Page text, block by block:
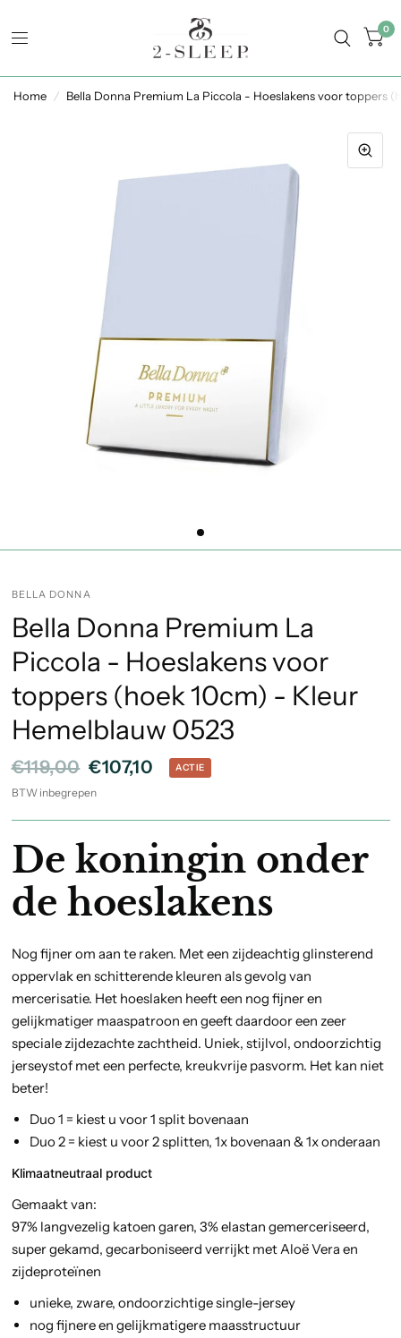
0
Home / Bella Donna Premium La Piccola - Hoeslakens voor toppers
BELLA DONNA
Bella Donna Premium La
Piccola - Hoeslakens voor
toppers (hoek 10cm) - Kleur
Hemelblauw 0523
€119,00 €107,10 ACTIE
BTW inbegrepen
De koningin onder
de hoeslakens
Nog fijner om aan te raken. Met een zijdeachtig glinsterend
oppervlak en schitterende kleuren als gevolg van
mercerisatie. Het hoeslaken heeft een nog fijner en
gelijkmatiger maaspatroon en geeft daardoor een zeer
speciale zijdezachte zachtheid. Uniek, stijlvol, ondoorzichtig
jerseystof met een perfecte, kreukvrije pasvorm. Het kan niet
beter!
Duo 1 = kiest u voor 1 split bovenaan
Duo 2 = kiest u voor 2 splitten, 1x bovenaan & 1x onderaan
Klimaatneutraal product
Gemaakt van:
97% langvezelig katoen garen, 3% elastan gemerceriseerd,
super gekamd, gecarboniseerd verrijkt met Aloë Vera en
zijdeproteïnen
unieke, zware, ondoorzichtige single-jersey
nog fijnere en gelijkmatigere maasstructuur